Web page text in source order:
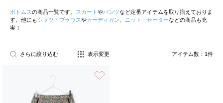
ボトムスの商品一覧です。 スカート やパンツなど定番アイテムを取り揃えておりま
す。他にもシャツ・ブラウスやカーディガン ニット・セーターなどの商品も充
実！
さらに絞り込む 表示変更 アイテム数： 1件